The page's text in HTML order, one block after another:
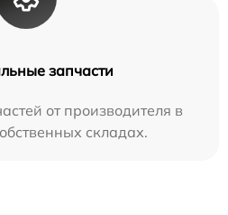
запчасти
от производителя в
складах.